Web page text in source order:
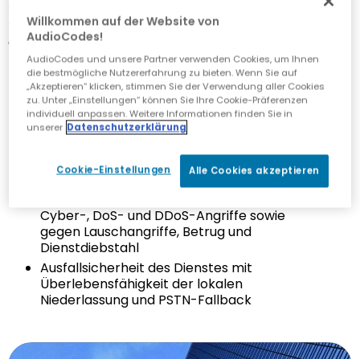
Trunks, UC-Plattformen,
TK-Anlagen und IP-
Cloud-Diensten
Features
Unterstützt bis zu 64 E1/T1-Spans und 5.000
gleichzeitige SBC-Sitzungen
Cyber-, DoS- und DDoS-Angriffe sowie
gegen Lauschangriffe, Betrug und
Dienstdiebstahl
Ausfallsicherheit des Dienstes mit
Überlebensfähigkeit der lokalen
Niederlassung und PSTN-Fallback
Willkommen auf der Website von
AudioCodes!
AudioCodes und unsere Partner verwenden Cookies, um Ihnen
die bestmögliche Nutzererfahrung zu bieten. Wenn Sie auf
„Akzeptieren“ klicken, stimmen Sie der Verwendung aller Cookies
zu. Unter „Einstellungen“ können Sie Ihre Cookie-Präferenzen
individuell anpassen. Weitere Informationen finden Sie in
unserer Datenschutzerklärung
Cookie-Einstellungen Alle Cookies akzeptieren